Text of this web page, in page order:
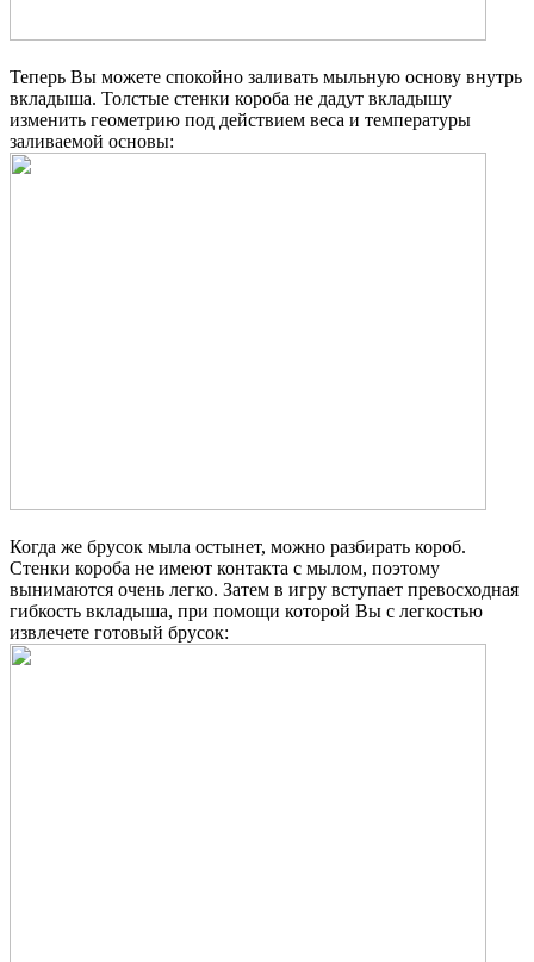
Теперь Вы можете спокойно заливать мыльную основу внутрь
вкладыша. Толстые стенки короба не дадут вкладышу
изменить геометрию под действием веса и температуры
заливаемой основы:
Когда же брусок мыла остынет, можно разбирать короб.
Стенки короба не имеют контакта с мылом, поэтому
вынимаются очень легко. Затем в игру вступает превосходная
гибкость вкладыша, при помощи которой Вы с легкостью
извлечете готовый брусок: